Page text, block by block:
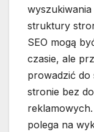
struktury
SEO mogą
czasie, ale
prowadzić do
stronie bez
polega na